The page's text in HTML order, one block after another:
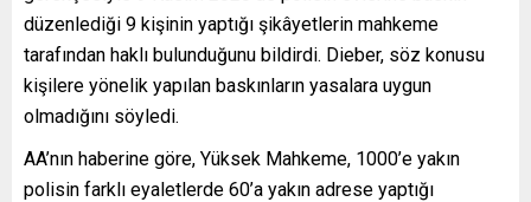
düzenlediği 9 kişinin yaptığı şikâyetlerin mahkeme
tarafından haklı bulunduğunu bildirdi. Dieber, söz konusu
kişilere yönelik yapılan baskınların yasalara uygun
olmadığını söyledi.
AA’nın haberine göre, Yüksek Mahkeme, 1000’e yakın
polisin farklı eyaletlerde 60’a yakın adrese yaptığı